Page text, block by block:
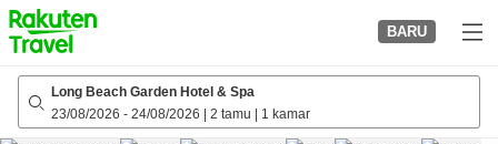
to
top
page
BARU
Long Beach Garden Hotel & Spa
23/08/2026 - 24/08/2026 2 tamu 1 kamar